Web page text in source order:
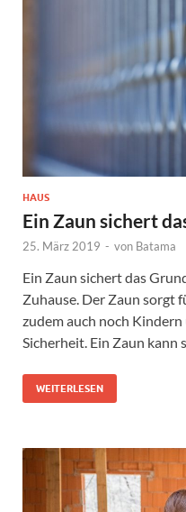
HAUS
Ein Zaun sichert
25. März 2019 - von Batama
Ein Zaun sichert das
Zuhause. Der Zaun sorgt
zudem auch noch
Sicherheit. Ein Zaun kann
WEITERLESEN